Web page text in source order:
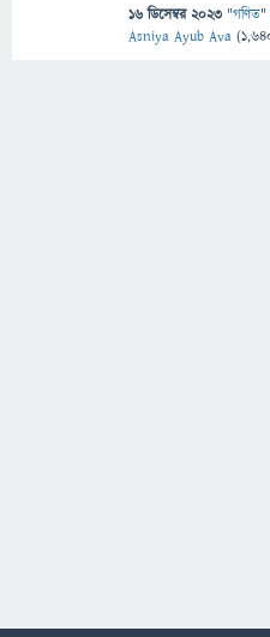
16 ডিসেম্বর 2023 "গণিত"
Asniya Ayub Ava (